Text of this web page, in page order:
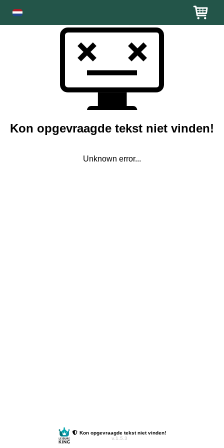
Kon opgevraagde tekst niet vinden!
Unknown error...
Kon opgevraagde tekst niet vinden!
v.1.5.3